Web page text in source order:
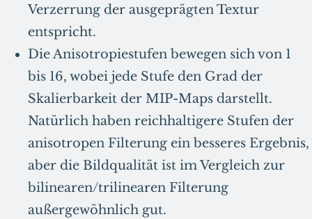
Verzerrung der ausgeprägten Textur
entspricht.
Die Anisotropiestufen bewegen sich von 1
bis 16, wobei jede Stufe den Grad der
Skalierbarkeit der MIP-Maps darstellt.
Natürlich haben reichhaltigere Stufen der
anisotropen Filterung ein besseres Ergebnis,
aber die Bildqualität ist im Vergleich zur
bilinearen/trilinearen Filterung
außergewöhnlich gut.